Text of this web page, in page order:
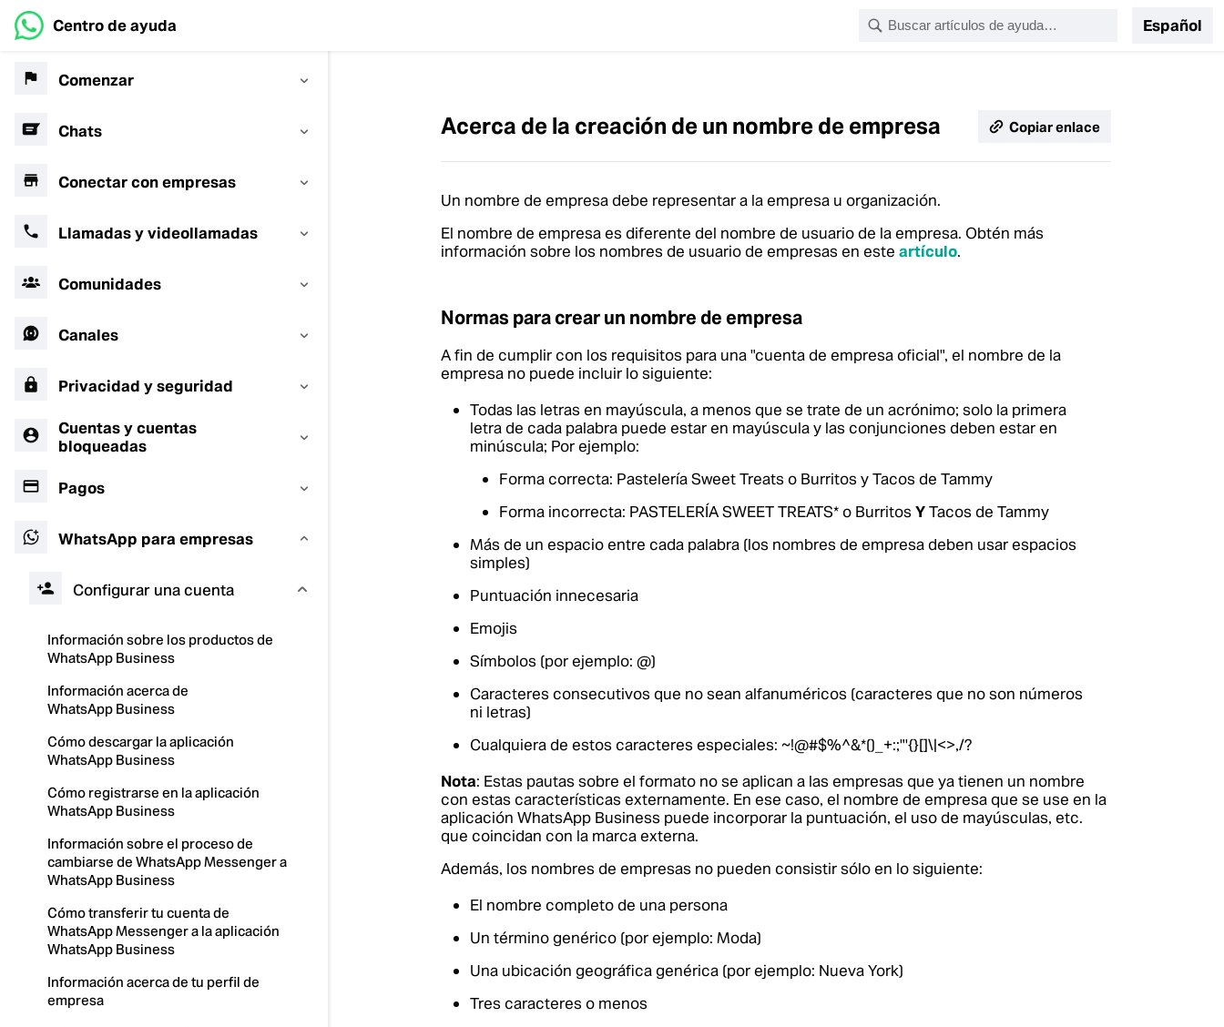
Centro de ayuda Español
Comenzar
Chats
Conectar con empresas
Llamadas y videollamadas
Comunidades
Canales
Privacidad y seguridad
Cuentas y cuentas
bloqueadas
Pagos
WhatsApp para empresas
Configurar una cuenta
Información sobre los productos de
WhatsApp Business
Información acerca de
WhatsApp Business
Cómo descargar la aplicación
WhatsApp Business
Cómo registrarse en la aplicación
WhatsApp Business
Información sobre el proceso de
cambiarse de WhatsApp Messenger a
WhatsApp Business
Cómo transferir tu cuenta de
WhatsApp Messenger a la aplicación
WhatsApp Business
Información acerca de tu perfil de
empresa
Acerca de la creación de un nombre de empresa Copiar enlace
Un nombre de empresa debe representar a la empresa u organización.
El nombre de empresa es diferente del nombre de usuario de la empresa. Obtén más
información sobre los nombres de usuario de empresas en este artículo.
Normas para crear un nombre de empresa
A fin de cumplir con los requisitos para una "cuenta de empresa oficial", el nombre de la
empresa no puede incluir lo siguiente:
Todas las letras en mayúscula, a menos que se trate de un acrónimo; solo la primera
letra de cada palabra puede estar en mayúscula y las conjunciones deben estar en
minúscula; Por ejemplo:
Forma correcta: Pastelería Sweet Treats o Burritos y Tacos de Tammy
Forma incorrecta: PASTELERÍA SWEET TREATS* o Burritos YTacos de Tammy
Más de un espacio entre cada palabra (los nombres de empresa deben usar espacios
simples)
Puntuación innecesaria
Emojis
Símbolos (por ejemplo: @)
Caracteres consecutivos que no sean alfanuméricos (caracteres que no son números
ni letras)
Cualquiera de estos caracteres especiales: ~!@#$%^&*()_+:;"'{}[]\|<>,/?
Nota: Estas pautas sobre el formato no se aplican a las empresas que ya tienen un nombre
con estas características externamente. En ese caso, el nombre de empresa que se use en la
aplicación WhatsApp Business puede incorporar la puntuación, el uso de mayúsculas, etc.
que coincidan con la marca externa.
Además, los nombres de empresas no pueden consistir sólo en lo siguiente:
El nombre completo de una persona
Un término genérico (por ejemplo: Moda)
Una ubicación geográfica genérica (por ejemplo: Nueva York)
Tres caracteres o menos